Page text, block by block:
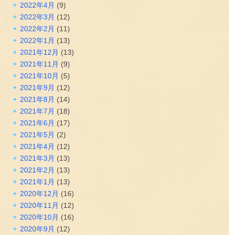
2022年4月 (9)
2022年3月 (12)
2022年2月 (11)
2022年1月 (13)
2021年12月 (13)
2021年11月 (9)
2021年10月 (5)
2021年9月 (12)
2021年8月 (14)
2021年7月 (18)
2021年6月 (17)
2021年5月 (2)
2021年4月 (12)
2021年3月 (13)
2021年2月 (13)
2021年1月 (13)
2020年12月 (16)
2020年11月 (12)
2020年10月 (16)
2020年9月 (12)